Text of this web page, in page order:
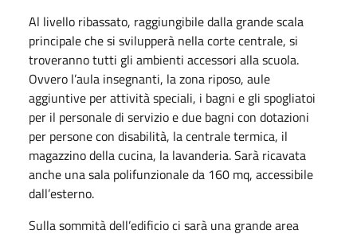
Al livello ribassato, raggiungibile dalla grande scala
principale che si svilupperà nella corte centrale, si
troveranno tutti gli ambienti accessori alla scuola.
Ovvero l’aula insegnanti, la zona riposo, aule
aggiuntive per attività speciali, i bagni e gli spogliatoi
per il personale di servizio e due bagni con dotazioni
per persone con disabilità, la centrale termica, il
magazzino della cucina, la lavanderia. Sarà ricavata
anche una sala polifunzionale da 160 mq, accessibile
dall’esterno.
Sulla sommità dell’edificio ci sarà una grande area